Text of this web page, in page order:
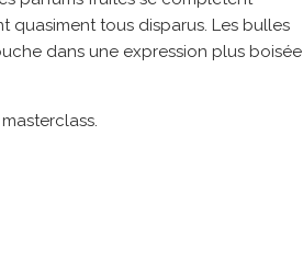
quasiment tous disparus. Les bulles
dans une expression plus boisée